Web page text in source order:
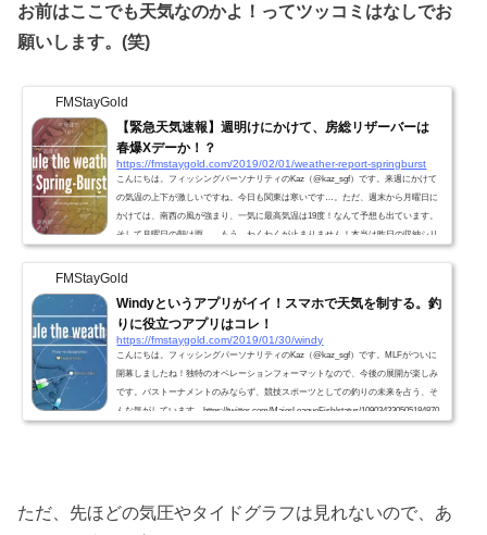
お前はここでも天気なのかよ！ってツッコミはなしでお
願いします。(笑)
FMStayGold
【緊急天気速報】週明けにかけて、房総リザーバーは
春爆Xデーか！？
https://fmstaygold.com/2019/02/01/weather-report-springburst
こんにちは。フィッシングパーソナリティのKaz（@kaz_sgf）です。来週にかけて
の気温の上下が激しいですね。今日も関東は寒いです…。ただ、週末から月曜日に
かけては、南西の風が強まり、一気に最高気温は19度！なんて予想も出ています。
そして月曜日の朝は雨…。もう、わくわくが止まりません！本当は昨日の収納シリ
FMStayGold
Windyというアプリがイイ！スマホで天気を制する。釣
りに役立つアプリはコレ！
https://fmstaygold.com/2019/01/30/windy
こんにちは。フィッシングパーソナリティのKaz（@kaz_sgf）です。MLFがついに
開幕しましたね！独特のオペレーションフォーマットなので、今後の展開が楽しみ
です。バストーナメントのみならず、競技スポーツとしての釣りの未来を占う、そ
んな気がしています。https://twitter.com/MajorLeagueFish/status/109034330505184870
ただ、先ほどの気圧やタイドグラフは見れないので、あ